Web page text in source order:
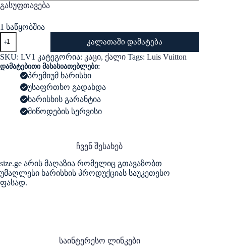
გასუფთავება
1 საწყობშია
რაოდენობა:
Louis
Vuitton
Unisex
Sneakers
კალათაში დამატება
SKU: LV1 კატეგორია: კაცი, ქალი Tags: Luis Vuitton
დამატებითი მახასიათებლები:
პრემიუმ ხარისხი
უსაფრთხო გადახდა
ხარისხის გარანტია
მიწოდების სერვისი
ჩვენ შესახებ
size.ge არის მაღაზია რომელიც გთავაზობთ
უმაღლესი ხარისხის პროდუქციას საუკეთესო
ფასად.
საინტერესო ლინკები